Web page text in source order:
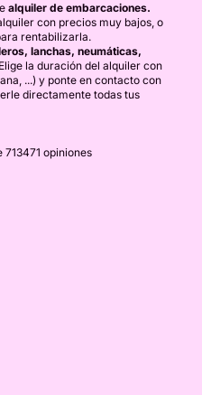
alquiler de embarcaciones.
con precios muy bajos, o
rentabilizarla.
lanchas, neumáticas,
Elige la duración del alquiler con
...) y ponte en contacto con
directamente todas tus
opiniones